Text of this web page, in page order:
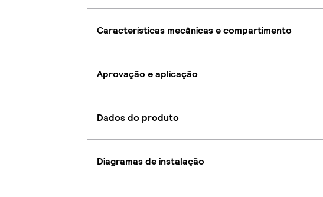
Características mecânicas e compartimento
Aprovação e aplicação
Dados do produto
Diagramas de instalação